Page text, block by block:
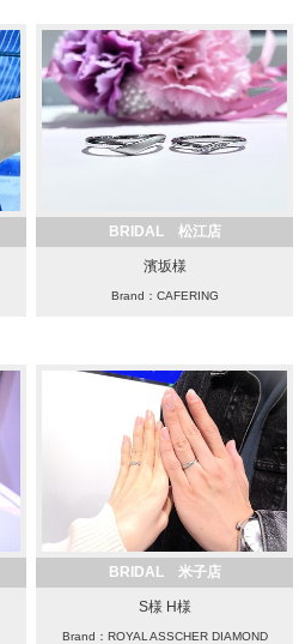
BRIDAL 松江店
濱坂様
Brand：CAFERING
BRIDAL 米子店
S様 H様
Brand：ROYAL ASSCHER DIAMOND